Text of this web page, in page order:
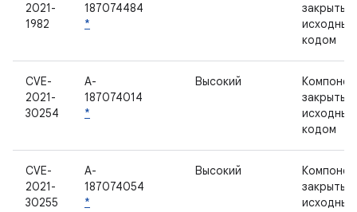
2021-
1982
187074484
*
закрытым
исходным
кодом
CVE-
2021-
30254
A-
187074014
*
Высокий
закрытым
исходным
кодом
CVE-
2021-
30255
A-
187074054
*
Высокий
закрытым
исходным